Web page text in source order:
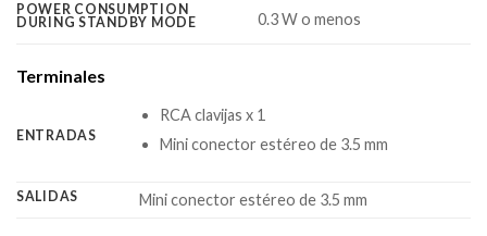
POWER CONSUMPTION
DURING STANDBY MODE
0.3 W o menos
Terminales
ENTRADAS
RCA clavijas x 1
Mini conector estéreo de 3.5 mm
SALIDAS Mini conector estéreo de 3.5 mm